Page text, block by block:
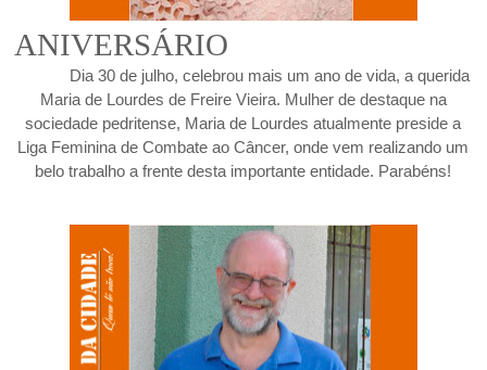
ANIVERSÁRIO
Dia 30 de julho, celebrou mais um ano de vida, a querida
Maria de Lourdes de Freire Vieira. Mulher de destaque na
sociedade pedritense, Maria de Lourdes atualmente preside a
Liga Feminina de Combate ao Câncer, onde vem realizando um
belo trabalho a frente desta importante entidade. Parabéns!